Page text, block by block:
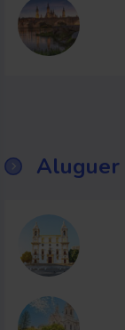
Aluguer